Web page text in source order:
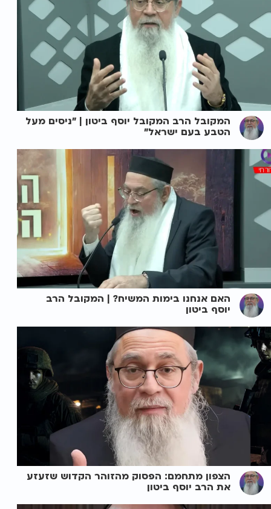
המקובל הרב המקובל יוסף ביטון | "ניסים מעל
הטבע בעם ישראל"
האם אנחנו בימות המשיח? | המקובל הרב
יוסף ביטון
הצפון מתחמם: הפסוק מהזוהר הקדוש שזעזע
את הרב יוסף ביטון